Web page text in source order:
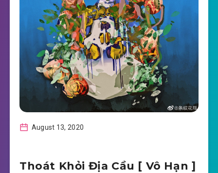
August 13, 2020
Thoát Khỏi Địa Cầu [ Vô Hạn ]